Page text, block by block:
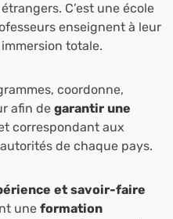
C’est une école
enseignent à leur
totale.
coordonne,
afin de garantir une
correspondant aux
de chaque pays.
et savoir-faire
une formation